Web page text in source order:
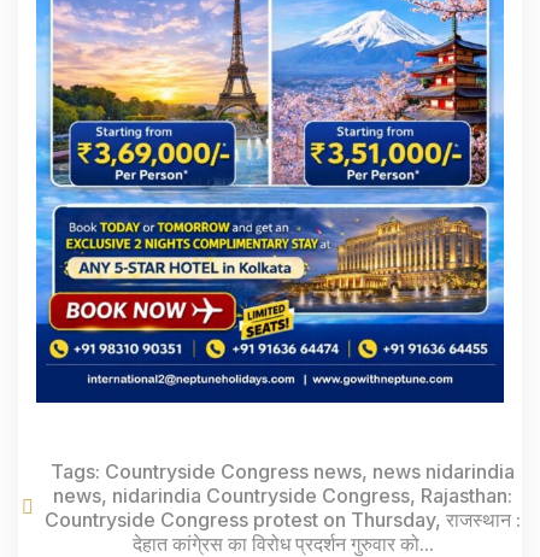
Tags: Countryside Congress news, news nidarindia
news, nidarindia Countryside Congress, Rajasthan:
Countryside Congress protest on Thursday, राजस्थान :
देहात कांगे्रस का विरोध प्रदर्शन गुरुवार को...